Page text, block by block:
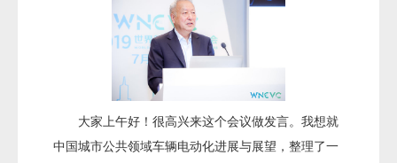
大家上午好！很高兴来这个会议做发言。我想就
中国城市公共领域车辆电动化进展与展望，整理了一